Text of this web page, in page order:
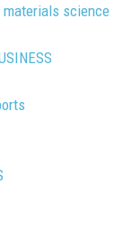
materials science